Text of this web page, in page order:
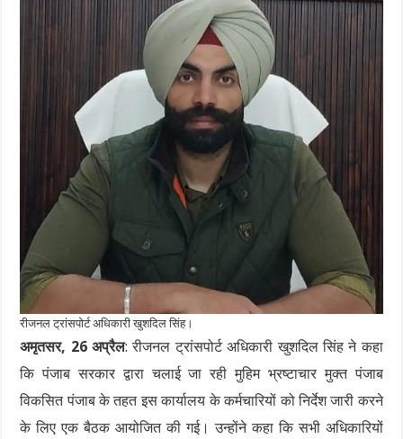
रीजनल ट्रांसपोर्ट अधिकारी खुशदिल सिंह।
अमृतसर, 26 अप्रैल: रीजनल ट्रांसपोर्ट अधिकारी खुशदिल सिंह ने कहा
कि पंजाब सरकार द्वारा चलाई जा रही मुहिम भ्रष्टाचार मुक्त पंजाब
विकसित पंजाब के तहत इस कार्यालय के कर्मचारियों को निर्देश जारी करने
के लिए एक बैठक आयोजित की गई। उन्होंने कहा कि सभी अधिकारियों